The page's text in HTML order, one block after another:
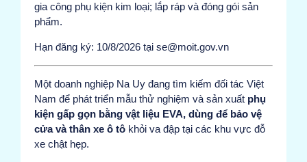
gia công phụ kiện kim loại; lắp ráp và đóng gói sản
phẩm.
Hạn đăng ký: 10/8/2026 tại se@moit.gov.vn
Một doanh nghiệp Na Uy đang tìm kiếm đối tác Việt
Nam để phát triển mẫu thử nghiệm và sản xuất phụ
kiện gấp gọn bằng vật liệu EVA, dùng để bảo vệ
cửa và thân xe ô tô khỏi va đập tại các khu vực đỗ
xe chật hẹp.